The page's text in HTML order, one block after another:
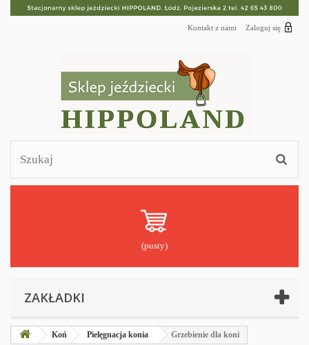
Zaloguj się
Kontakt z nami
(pusty)
ZAKŁADKI
Koń Pielęgnacja konia Grzebienie dla koni